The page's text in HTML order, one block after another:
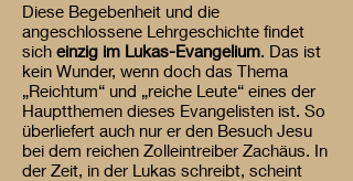
Diese Begebenheit und die
angeschlossene Lehrgeschichte findet
sich einzig im Lukas-Evangelium. Das ist
kein Wunder, wenn doch das Thema
„Reichtum“ und „reiche Leute“ eines der
Hauptthemen dieses Evangelisten ist. So
überliefert auch nur er den Besuch Jesu
bei dem reichen Zolleintreiber Zachäus. In
der Zeit, in der Lukas schreibt, scheint